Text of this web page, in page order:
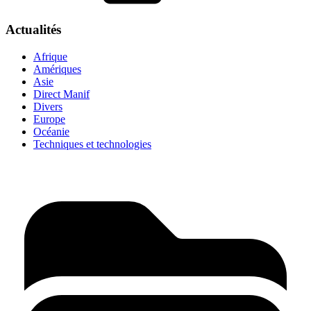
Actualités
Afrique
Amériques
Asie
Direct Manif
Divers
Europe
Océanie
Techniques et technologies